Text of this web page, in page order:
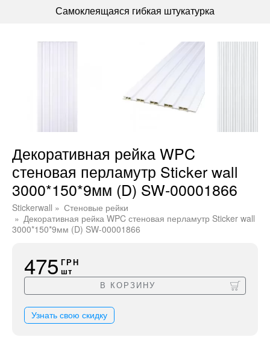
Самоклеящаяся гибкая штукатурка
Декоративная рейка WPC
стеновая перламутр Sticker wall
3000*150*9мм (D) SW-00001866
Stickerwall
Стеновые рейки
Декоративная рейка WPC стеновая перламутр Sticker wall
3000*150*9мм (D) SW-00001866
475 ГРН
шт
В КОРЗИНУ
Узнать свою скидку